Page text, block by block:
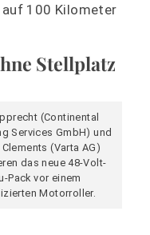
auf 100 Kilometer
Stellplatz
(Continental
Services GmbH) und
(Varta AG)
das neue 48-Volt-
Pack vor einem
Motorroller.